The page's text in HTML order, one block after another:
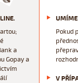
a
Gopay a
UMÍME
Pokud
V